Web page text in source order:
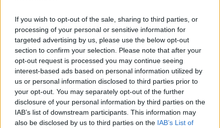
If you wish to opt-out of the sale, sharing to third parties, or
processing of your personal or sensitive information for
targeted advertising by us, please use the below opt-out
section to confirm your selection. Please note that after your
opt-out request is processed you may continue seeing
interest-based ads based on personal information utilized by
us or personal information disclosed to third parties prior to
your opt-out. You may separately opt-out of the further
disclosure of your personal information by third parties on the
IAB’s list of downstream participants. This information may
also be disclosed by us to third parties on the IAB’s List of
Minka 11. rész
T. szereti a fiatal lányokat 14. rész